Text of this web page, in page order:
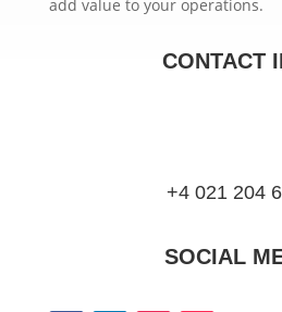
add value to your operations.
CONTACT
+4 021 204
SOCIAL